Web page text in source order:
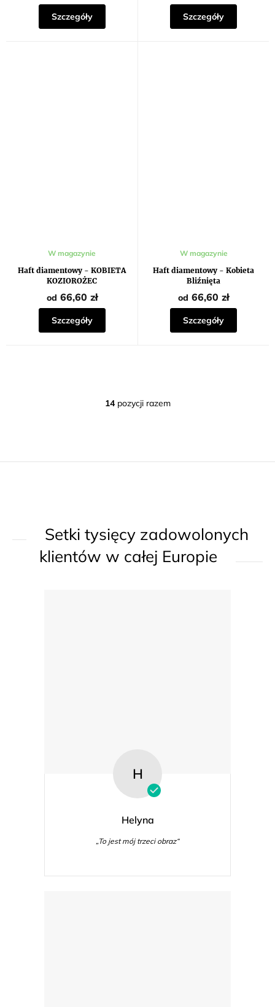
Szczegóły Szczegóły
Haft diamentowy - KOBIETA
KOZIOROŻEC
W magazynie
od 66,60 zł
Szczegóły
Haft diamentowy - Kobieta
Bliźnięta
W magazynie
od 66,60 zł
Szczegóły
K
i
14pozycji razem
Setki tysięcy zadowolonych
klientów w całej Europie
H
Helyna
„To jest mój trzeci obraz“